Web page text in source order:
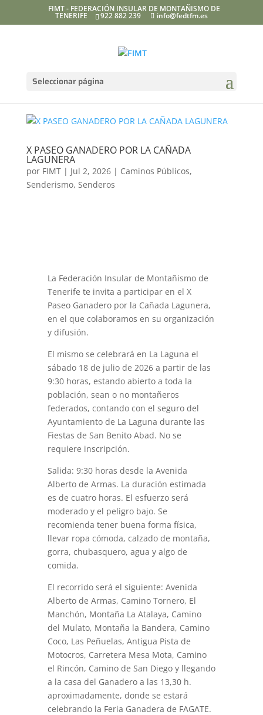
FIMT - FEDERACIÓN INSULAR DE MONTAÑISMO DE
TENERIFE 922 882 239 info@fedtfm.es
Seleccionar página
X PASEO GANADERO POR LA CAÑADA
LAGUNERA
por FIMT| Jul 2, 2026| Caminos Públicos,
Senderismo, Senderos
La Federación Insular de Montañismo de
Tenerife te invita a participar en el X
Paseo Ganadero por la Cañada Lagunera,
en el que colaboramos en su organización
y difusión.
El mismo se celebrará en La Laguna el
sábado 18 de julio de 2026 a partir de las
9:30 horas, estando abierto a toda la
población, sean o no montañeros
federados, contando con el seguro del
Ayuntamiento de La Laguna durante las
Fiestas de San Benito Abad. No se
requiere inscripción.
Salida: 9:30 horas desde la Avenida
Alberto de Armas. La duración estimada
es de cuatro horas. El esfuerzo será
moderado y el peligro bajo. Se
recomienda tener buena forma física,
llevar ropa cómoda, calzado de montaña,
gorra, chubasquero, agua y algo de
comida.
El recorrido será el siguiente: Avenida
Alberto de Armas, Camino Tornero, El
Manchón, Montaña La Atalaya, Camino
del Mulato, Montaña la Bandera, Camino
Coco, Las Peñuelas, Antigua Pista de
Motocros, Carretera Mesa Mota, Camino
el Rincón, Camino de San Diego y llegando
a la casa del Ganadero a las 13,30 h.
aproximadamente, donde se estará
celebrando la Feria Ganadera de FAGATE.